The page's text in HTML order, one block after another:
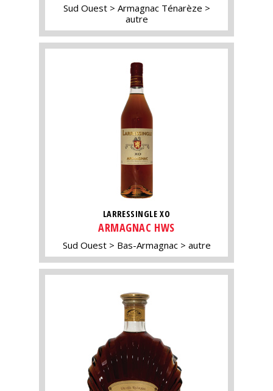
Sud Ouest
Armagnac Ténarèze
autre
LARRESSINGLE XO
ARMAGNAC HWS
Sud Ouest Bas-Armagnac autre